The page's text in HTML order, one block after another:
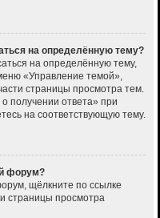
на определённую тему?
на определённую тему,
«Управление темой»,
страницы просмотра тем.
получении ответа» при
на соответствующую тему.
форум?
щёлкните по ссылке
страницы просмотра